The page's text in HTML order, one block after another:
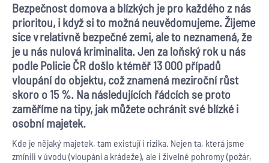
Bezpečnost domova a blízkých je pro každého z nás
prioritou, i když si to možná neuvědomujeme. Žijeme
sice v relativně bezpečné zemi, ale to neznamená, že
je u nás nulová kriminalita. Jen za loňský rok u nás
podle Policie ČR došlo k téměř 13 000 případů
vloupání do objektu, což znamená meziroční růst
skoro o 15 %. Na následujících řádcích se proto
zaměříme na tipy, jak můžete ochránit své blízké i
osobní majetek.
Kde je nějaký majetek, tam existují i rizika. Nejen ta, která jsme
zmínili v úvodu (vloupání a krádeže), ale i živelné pohromy (požár,